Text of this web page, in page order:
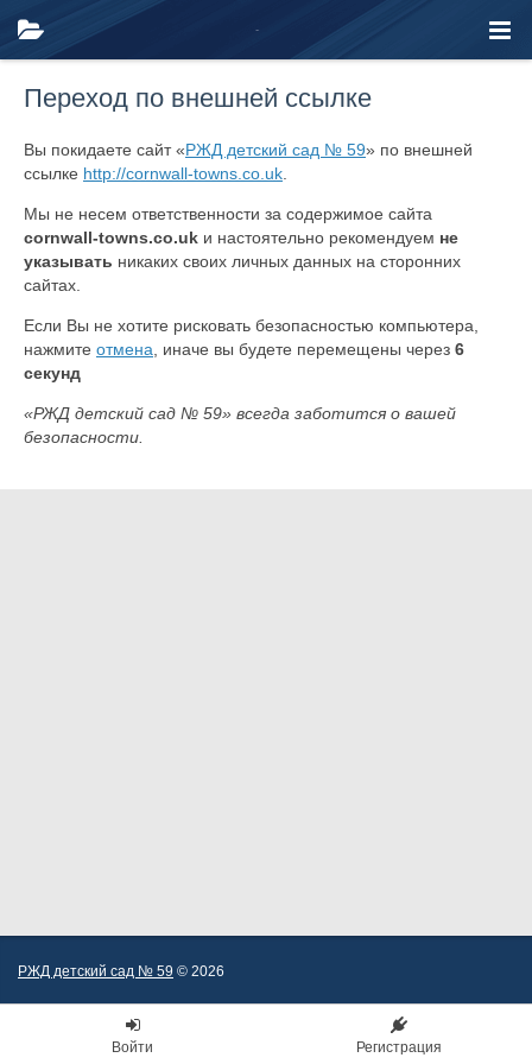
Переход по внешней ссылке
Вы покидаете сайт «РЖД детский сад № 59» по внешней
ссылке http://cornwall-towns.co.uk
Мы не несем ответственности за содержимое сайта
cornwall-towns.co.uk и настоятельно рекомендуем не
указывать никаких своих личных данных на сторонних
сайтах.
Если Вы не хотите рисковать безопасностью компьютера,
нажмите отмена , иначе вы будете перемещены через 6
секунд
«РЖД детский сад № 59» всегда заботится о вашей
безопасности.
РЖД детский сад № 59 © 2026
Войти Регистрация